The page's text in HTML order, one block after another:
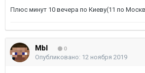
Плюс минут 10 вечера по Киеву(11 по
Mbl 0
Опубликовано: 12 ноября 2019